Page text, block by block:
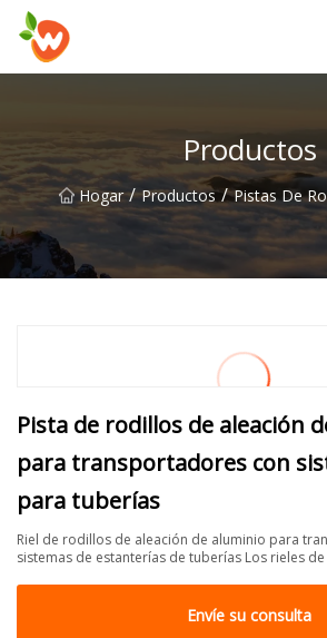
Grupo Co., Ltd del dispositivo de
Productos
Hogar / Productos / Pistas De
Pista de rodillos de aleación
para transportadores con
para tuberías
Riel de rodillos de aleación de aluminio para
sistemas de estanterías de tuberías Los rieles
Envíe su consulta